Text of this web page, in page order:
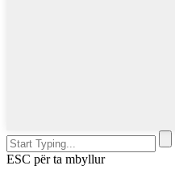
ESC për ta mbyllur